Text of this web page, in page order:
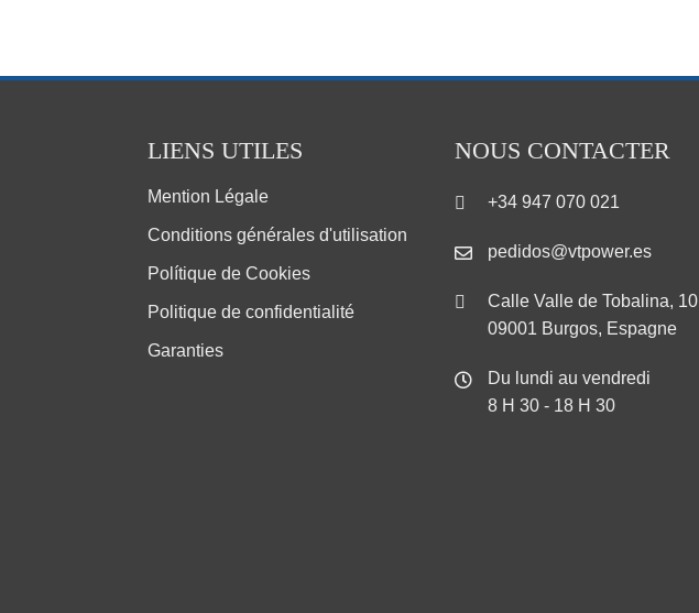
LIENS UTILES
Mention Légale
Conditions générales d'utilisation
Polítique de Cookies
Politique de confidentialité
Garanties
NOUS CONTACTER
+34 947 070 021
pedidos@vtpower.es
Calle Valle de Tobalina, 10
09001 Burgos, Espagne
Du lundi au vendredi
8 H 30 - 18 H 30